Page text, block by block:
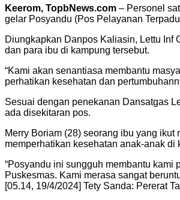
Keerom, TopbNews.com – Personel
gelar Posyandu (Pos Pelayanan
Diungkapkan Danpos Kaliasin, Lettu Inf
dan para ibu di kampung tersebut.
“Kami akan senantiasa membantu
perhatikan kesehatan dan
Sesuai dengan penekanan Dansatgas
ada disekitaran pos.
Merry Boriam (28) seorang ibu yang
memperhatikan kesehatan anak-anak di
“Posyandu ini sungguh membantu
Puskesmas. Kami merasa sangat
[05.14, 19/4/2024] Tety Sanda: Pererat